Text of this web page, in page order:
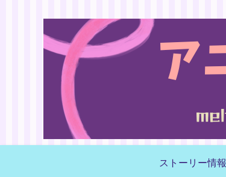
ストーリー情報